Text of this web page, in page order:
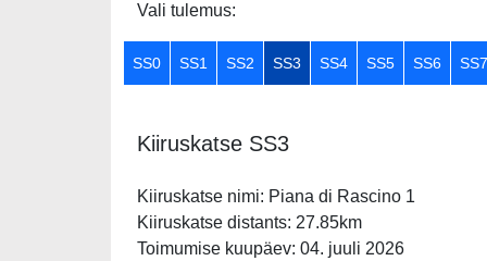
Vali tulemus:
SS0 SS1 SS2 SS3 SS4 SS5 SS6 SS7
Kiiruskatse SS3
Kiiruskatse nimi: Piana di Rascino 1
Kiiruskatse distants: 27.85km
Toimumise kuupäev: 04. juuli 2026